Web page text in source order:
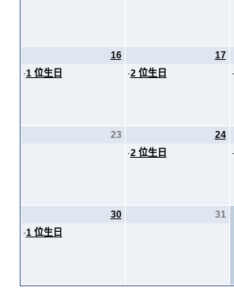
16
·1 位生日
17
·2 位生日
·
23
24
·2 位生日
·
30
·1 位生日
31